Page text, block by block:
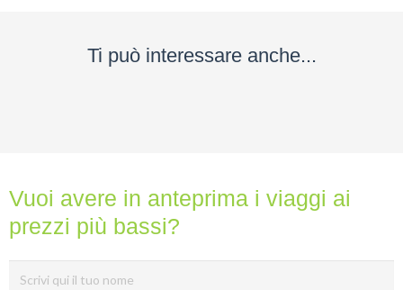
Ti può interessare anche...
Vuoi avere in anteprima i viaggi ai
prezzi più bassi?